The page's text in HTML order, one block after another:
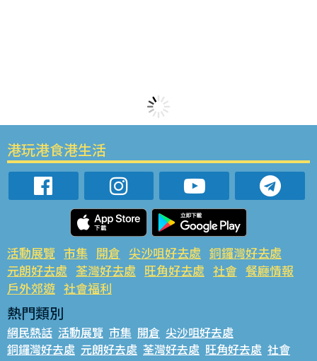
港玩港食港生活
活動展覽 市集 開倉 尖沙咀好去處 銅鑼灣好去處
元朗好去處 荃灣好去處 旺角好去處 社會 餐廳情報
戶外郊遊 社會福利
熱門類別
網民熱話 活動展覽 市集 開倉 尖沙咀好去處
銅鑼灣好去處 元朗好去處 荃灣好去處 旺角好去處 社會